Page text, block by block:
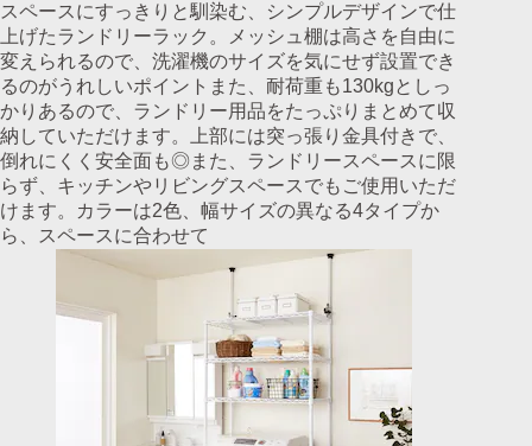
スペースにすっきりと馴染む、シンプルデザインで仕
上げたランドリーラック。メッシュ棚は高さを自由に
変えられるので、洗濯機のサイズを気にせず設置でき
るのがうれしいポイントまた、耐荷重も130kgとしっ
かりあるので、ランドリー用品をたっぷりまとめて収
納していただけます。上部には突っ張り金具付きで、
倒れにくく安全面も◎また、ランドリースペースに限
らず、キッチンやリビングスペースでもご使用いただ
けます。カラーは2色、幅サイズの異なる4タイプか
ら、スペースに合わせて